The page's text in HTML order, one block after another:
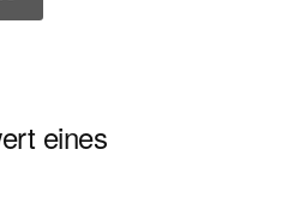
eines